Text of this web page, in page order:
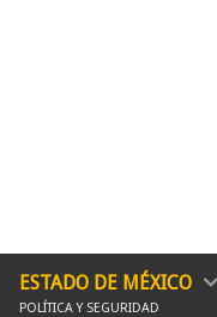
ESTADO DE MÉXICO
POLÍTICA Y SEGURIDAD